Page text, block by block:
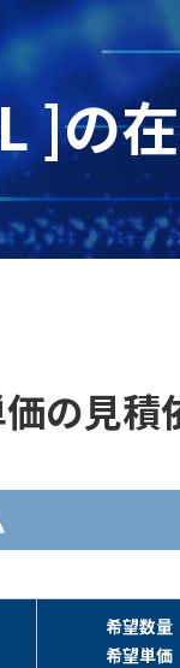
]の
の見積
希望数量
希望単価